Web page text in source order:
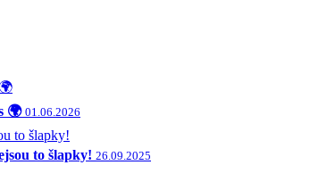
🌍 01.06.2026
to šlapky! 26.09.2025